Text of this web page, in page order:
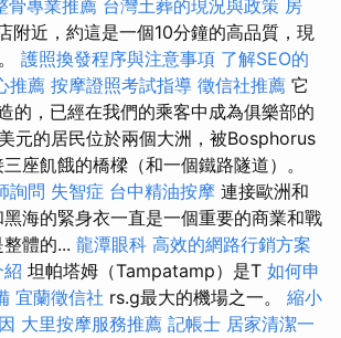
骨專業推薦 台灣土葬的現況與政策 房
附近，約這是一個10分鐘的高品質，現
護照換發程序與注意事項 了解SEO的
推薦 按摩證照考試指導 徵信社推薦 它
的，已經在我們的乘客中成為俱樂部的
元的居民位於兩個大洲，被Bosphorus
座飢餓的橋樑（和一個鐵路隧道）。
詢問 失智症 台中精油按摩 連接歐洲和
海的緊身衣一直是一個重要的商業和戰
體的... 龍潭眼科 高效的網路行銷方案
坦帕塔姆（Tampatamp）是T 如何申
宜蘭徵信社 rs.g最大的機場之一。 縮小
大里按摩服務推薦 記帳士 居家清潔一